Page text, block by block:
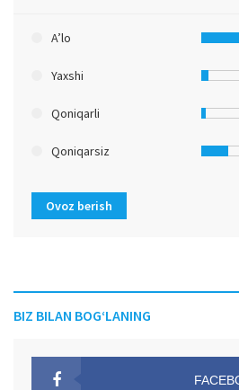
A’lo
Yaxshi
Qoniqarli
Qoniqarsiz
Ovoz berish
BIZ BILAN BOG‘LANING